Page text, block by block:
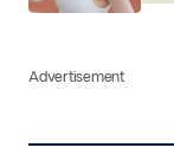
Advertisement